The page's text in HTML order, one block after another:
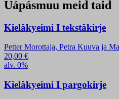
Uápásmuu meid taid
Kielâkyeimi I tekstâkirje
Petter Morottaja, Petra Kuuva ja
20,00 €
alv. 0%
Kielâkyeimi I pargokirje